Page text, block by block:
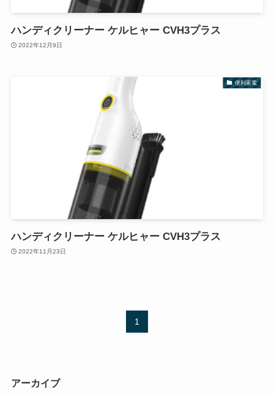
ハンディクリーナー ケルヒャー CVH3プラス
2022年12月9日
便利家電
ハンディクリーナー ケルヒャー CVH3プラス
2022年11月23日
1
アーカイブ